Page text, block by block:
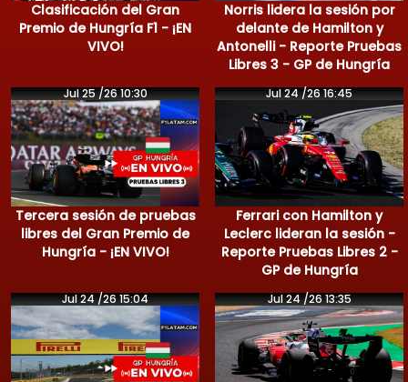
Clasificación del Gran
Premio de Hungría F1 - ¡EN
VIVO!
Norris lidera la sesión por
delante de Hamilton y
Antonelli - Reporte Pruebas
Libres 3 - GP de Hungría
Jul 25 /26 10:30
Tercera sesión de pruebas
libres del Gran Premio de
Hungría - ¡EN VIVO!
Jul 24 /26 16:45
Ferrari con Hamilton y
Leclerc lideran la sesión -
Reporte Pruebas Libres 2 -
GP de Hungría
Jul 24 /26 15:04 Jul 24 /26 13:35